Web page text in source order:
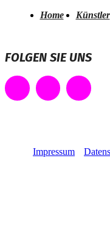
Home Künstler
FOLGEN SIE UNS
Impressum